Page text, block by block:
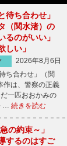
待ち合わせ」
（関水渚）の
るのがいい」
しい」
2026年8月6日
ち合わせ」（関
は、警察の正義
一匹おおかみの
… 続きを読む
の約束～」
するのはすご